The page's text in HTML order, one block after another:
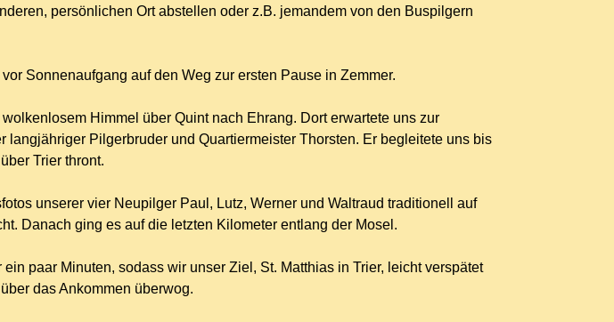
persönlichen Ort abstellen oder z.B. jemandem von den Buspilgern
Sonnenaufgang auf den Weg zur ersten Pause in Zemmer.
Himmel über Quint nach Ehrang. Dort erwartete uns zur
langjähriger Pilgerbruder und Quartiermeister Thorsten. Er begleitete uns bis
Trier thront.
unserer vier Neupilger Paul, Lutz, Werner und Waltraud traditionell auf
Danach ging es auf die letzten Kilometer entlang der Mosel.
paar Minuten, sodass wir unser Ziel, St. Matthias in Trier, leicht verspätet
das Ankommen überwog.